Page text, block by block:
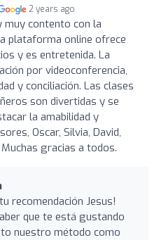
2 years ago
muy contento con la
plataforma online ofrece
y es entretenida. La
por videoconferencia,
y conciliación. Las clases
son divertidas y se
la amabilidad y
Oscar, Silvia, David,
gracias a todos.
recomendación Jesus!
que te está gustando
nuestro método como